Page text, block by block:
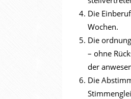
Die
Wochen.
Die
– ohne
der
Die